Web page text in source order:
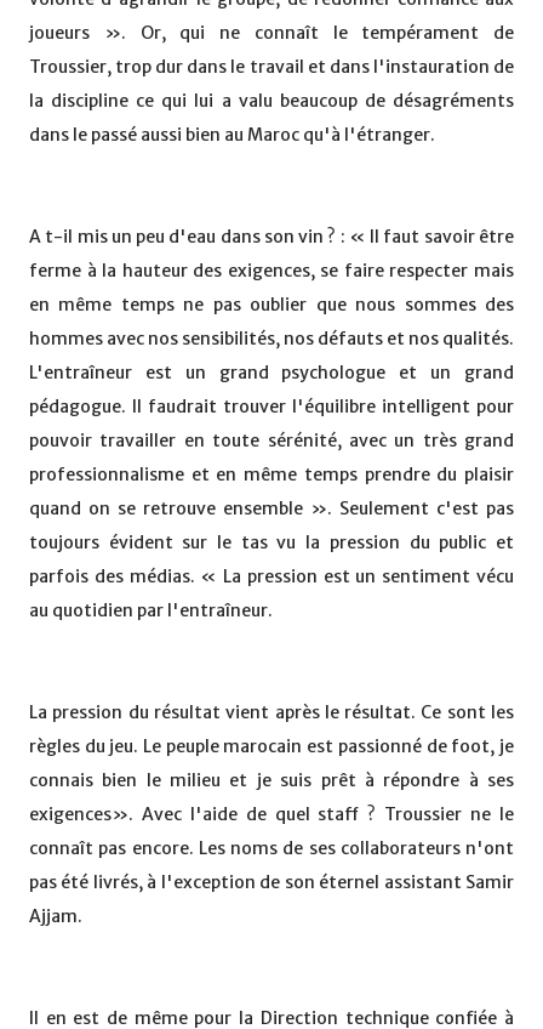
joueurs ». Or, qui ne connaît le tempérament de
Troussier, trop dur dans le travail et dans l'instauration de
la discipline ce qui lui a valu beaucoup de désagréments
dans le passé aussi bien au Maroc qu'à l'étranger.
A t-il mis un peu d'eau dans son vin ? : « Il faut savoir être
ferme à la hauteur des exigences, se faire respecter mais
en même temps ne pas oublier que nous sommes des
hommes avec nos sensibilités, nos défauts et nos qualités.
L'entraîneur est un grand psychologue et un grand
pédagogue. Il faudrait trouver l'équilibre intelligent pour
pouvoir travailler en toute sérénité, avec un très grand
professionnalisme et en même temps prendre du plaisir
quand on se retrouve ensemble ». Seulement c'est pas
toujours évident sur le tas vu la pression du public et
parfois des médias. « La pression est un sentiment vécu
au quotidien par l'entraîneur.
La pression du résultat vient après le résultat. Ce sont les
règles du jeu. Le peuple marocain est passionné de foot, je
connais bien le milieu et je suis prêt à répondre à ses
exigences». Avec l'aide de quel staff ? Troussier ne le
connaît pas encore. Les noms de ses collaborateurs n'ont
pas été livrés, à l'exception de son éternel assistant Samir
Ajjam.
Il en est de même pour la Direction technique confiée à